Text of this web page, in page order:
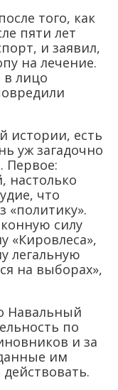
того, как
пяти лет
и заявил,
на лечение.
в лицо
истории, есть
уж загадочно
Первое:
настолько
что
«политику».
силу
«Кировлеса»,
легальную
на выборах»,
Навальный
по
и за
им